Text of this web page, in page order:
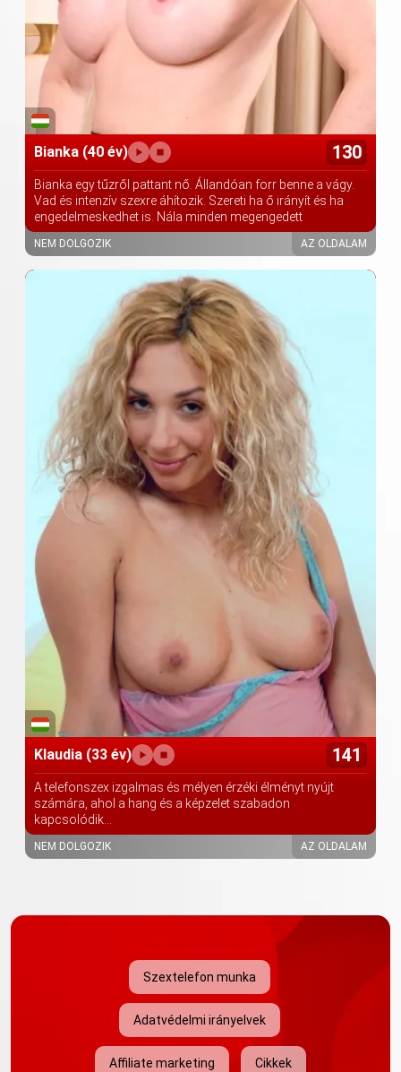
Bianka (40 év) 130
Bianka egy tűzről pattant nő. Állandóan forr benne a vágy.
Vad és intenzív szexre áhítozik. Szereti ha ő irányít és ha
engedelmeskedhet is. Nála minden megengedett
NEM DOLGOZIK AZ OLDALAM
Klaudia (33 év) 141
A telefonszex izgalmas és mélyen érzéki élményt nyújt
számára, ahol a hang és a képzelet szabadon
kapcsolódik...
NEM DOLGOZIK AZ OLDALAM
Szextelefon munka
Adatvédelmi irányelvek
Affiliate marketing Cikkek